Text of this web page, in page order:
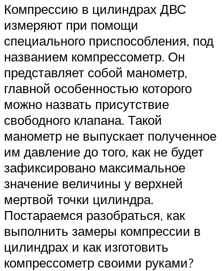
Компрессию в цилиндрах ДВС
измеряют при помощи
специального приспособления, под
названием компрессометр. Он
представляет собой манометр,
главной особенностью которого
можно назвать присутствие
свободного клапана. Такой
манометр не выпускает полученное
им давление до того, как не будет
зафиксировано максимальное
значение величины у верхней
мертвой точки цилиндра.
Постараемся разобраться, как
выполнить замеры компрессии в
цилиндрах и как изготовить
компрессометр своими руками?